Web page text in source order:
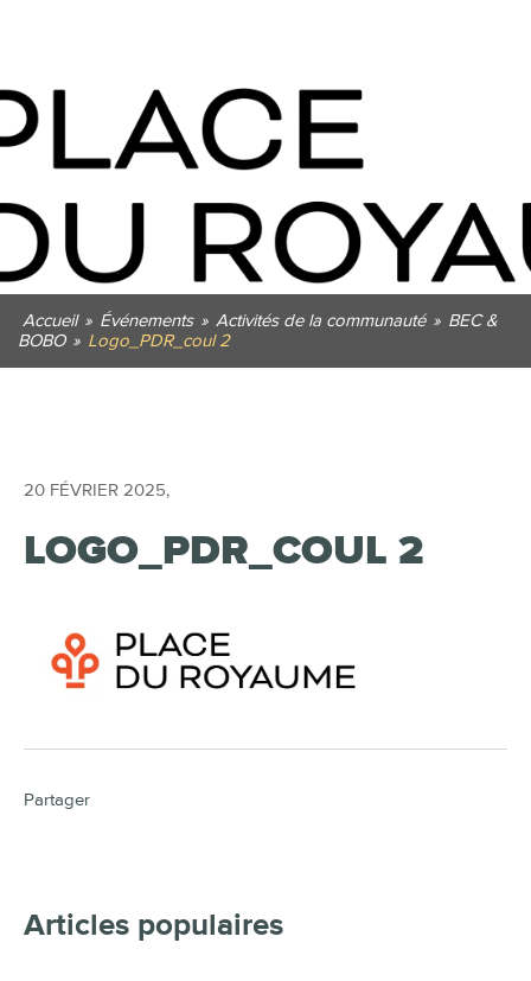
Accueil » Événements » Activités de la communauté » BEC &
BOBO » Logo_PDR_coul 2
20 FÉVRIER 2025,
LOGO_PDR_COUL 2
Partager
Articles populaires